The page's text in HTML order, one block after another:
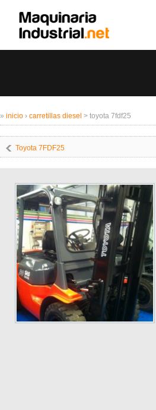
» inicio › carretillas diesel > toyota 7fdf25
Toyota 7FDF25